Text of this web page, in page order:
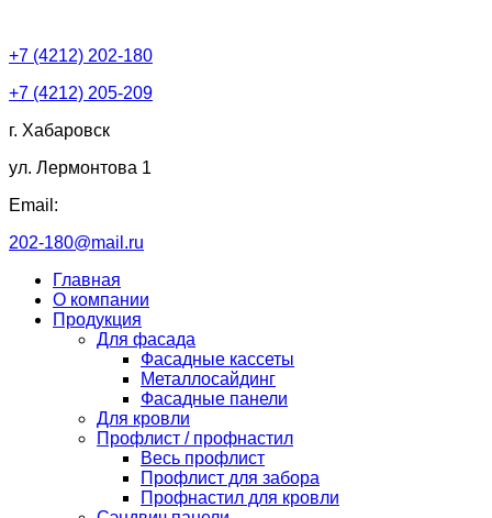
+7 (4212) 202-180
+7 (4212) 205-209
г. Хабаровск
ул. Лермонтова 1
Email:
202-180@mail.ru
Главная
О компании
Продукция
Для фасада
Фасадные кассеты
Металлосайдинг
Фасадные панели
Для кровли
Профлист / профнастил
Весь профлист
Профлист для забора
Профнастил для кровли